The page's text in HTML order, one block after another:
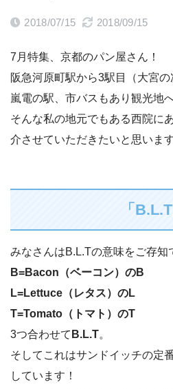
2018/07/15 2018/09/15
7月特集、京都のパン屋さん！
阪急河原町駅から3駅目（大宮の
嵐電の駅、市バスもあり観光地
そんな私の地元でもある西院に
介させていただきたいと思いま
「B.L.T
みなさんはB.L.Tの意味をご存知
B=Bacon（ベーコン）のB
L=Lettuce（レタス）のL
T=Tomato（トマト）のT
3つ合わせて B.L.T。
そしてこれはサンドイッチの定
しています！